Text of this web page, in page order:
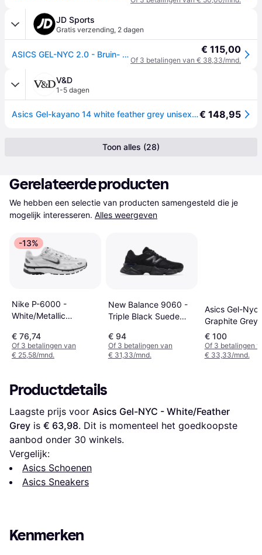
JD Sports
Gratis verzending, 2 dagen
ASICS GEL-NYC 2.0 - Bruin- Heren, Bruin - 42.5 € 115,00
Of 3 betalingen van € 38,33/mnd.
V&D
1-5 dagen
Asics Gel-kayano 14 white feather grey unisex sneaker - Wit - 41,5€ 148,95
Toon alles (28)
Gerelateerde producten
We hebben een selectie van producten samengesteld die je
mogelijk interesseren. Alles weergeven
-13%
Nike P-6000 -
White/Metallic
€ 76,74
Of 3 betalingen van
€ 25,58/mnd.
New Balance 9060 -
Triple Black Suede
€ 94
Of 3 betalingen van
€ 31,33/mnd.
Asics Gel-Nyc
Graphite
€ 100
Of 3 betalingen
€ 33,33/mnd.
Productdetails
Laagste prijs voor Asics Gel-NYC - White/Feather
Grey is € 63,98. Dit is momenteel het goedkoopste
aanbod onder 30 winkels.
Vergelijk:
Asics Schoenen
Asics Sneakers
Kenmerken